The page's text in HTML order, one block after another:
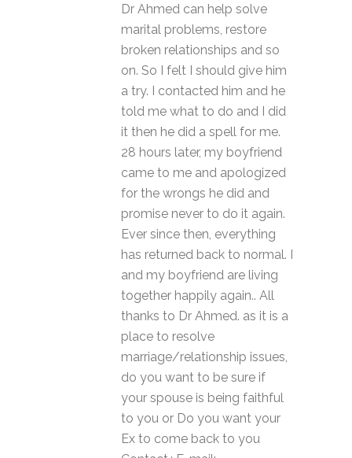
Dr Ahmed can help solve
marital problems, restore
broken relationships and so
on. So I felt I should give him
a try. I contacted him and he
told me what to do and I did
it then he did a spell for me.
28 hours later, my boyfriend
came to me and apologized
for the wrongs he did and
promise never to do it again.
Ever since then, everything
has returned back to normal. I
and my boyfriend are living
together happily again.. All
thanks to Dr Ahmed. as it is a
place to resolve
marriage/relationship issues,
do you want to be sure if
your spouse is being faithful
to you or Do you want your
Ex to come back to you